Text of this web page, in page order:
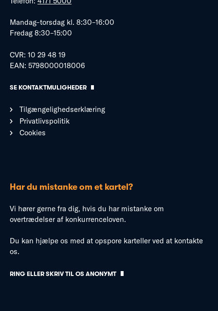
Mandag–torsdag kl. 8:30–16:00
Fredag 8:30–15:00
CVR: 10 29 48 19
EAN: 5798000018006
SE KONTAKTMULIGHEDER
Tilgængelighedserklæring
Privatlivspolitik
Cookies
Har du mistanke om et kartel?
Vi hører gerne fra dig, hvis du har mistanke om
overtrædelser af konkurrenceloven.
Du kan hjælpe os med at opspore karteller ved at kontakte
os.
RING ELLER SKRIV TIL OS ANONYMT